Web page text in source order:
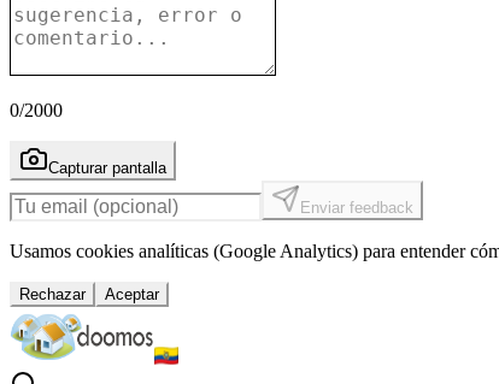
0/2000
Capturar pantalla
Enviar feedback
Usamos cookies analíticas (Google Analytics) para entender
Rechazar Aceptar